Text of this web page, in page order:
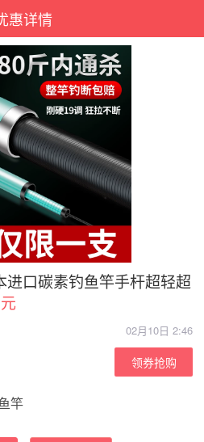
惠详情
口碳素钓鱼竿手杆超轻超
02月10日 2:46
领券抢购
竿